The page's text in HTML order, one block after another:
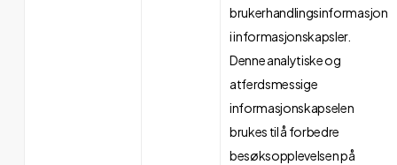
brukerhandlingsinformasjon
i informasjonskapsler.
Denne analytiske og
atferdsmessige
informasjonskapselen
brukes til å forbedre
besøksopplevelsen på